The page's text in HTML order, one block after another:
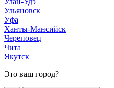
Ульяновск
Уфа
Ханты-Мансийск
Череповец
Чита
Якутск
Это ваш город?